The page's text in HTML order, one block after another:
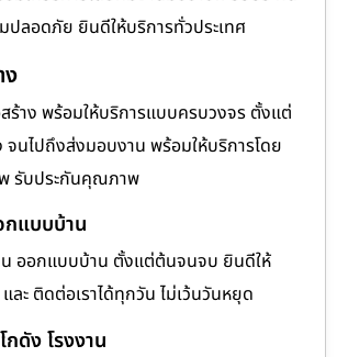
ลอดภัย ยินดีให้บริการทั่วประเทศ
ง
ร้าง พร้อมให้บริการแบบครบวงจร ตั้งแต่
นไปถึงส่งมอบงาน พร้อมให้บริการโดย
รับประกันคุณภาพ
กแบบบ้าน
น ออกแบบบ้าน ตั้งแต่ต้นจนจบ ยินดีให้
ละ ติดต่อเราได้ทุกวัน ไม่เว้นวันหยุด
กดัง โรงงาน